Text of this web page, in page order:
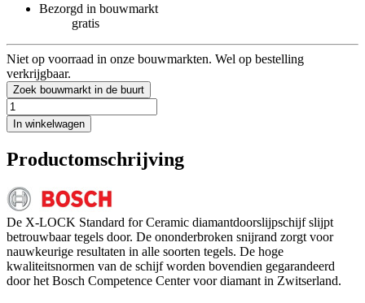
Bezorgd in bouwmarkt
gratis
Niet op voorraad in onze bouwmarkten. Wel op bestelling
verkrijgbaar.
Zoek bouwmarkt in de buurt
In winkelwagen
Productomschrijving
De X-LOCK Standard for Ceramic diamantdoorslijpschijf slijpt
betrouwbaar tegels door. De ononderbroken snijrand zorgt voor
nauwkeurige resultaten in alle soorten tegels. De hoge
kwaliteitsnormen van de schijf worden bovendien gegarandeerd
door het Bosch Competence Center voor diamant in Zwitserland.